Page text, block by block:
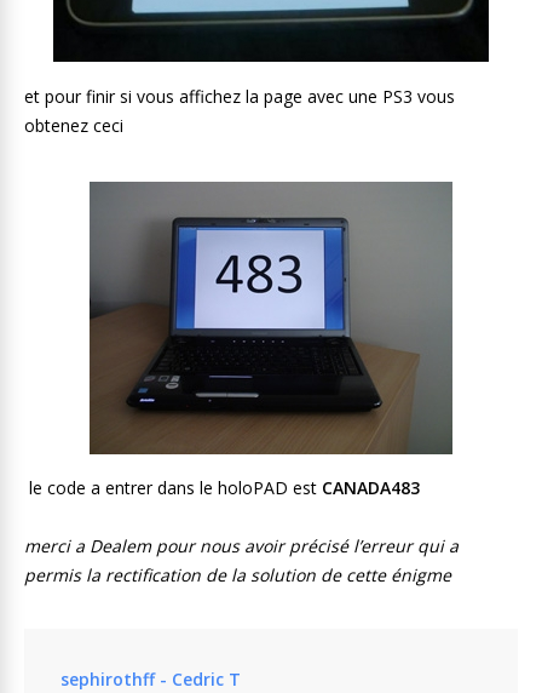
et pour finir si vous affichez la page avec une PS3 vous
obtenez ceci
le code a entrer dans le holoPAD est CANADA483
merci a Dealem pour nous avoir précisé l’erreur qui a
permis la rectification de la solution de cette énigme
sephirothff - Cedric T